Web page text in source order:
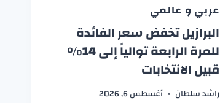
عربي و عالمي
البرازيل تخفض سعر الفائدة
للمرة الرابعة توالياً إلى 14%
قبيل الانتخابات
راشد سلطان أغسطس 6, 2026